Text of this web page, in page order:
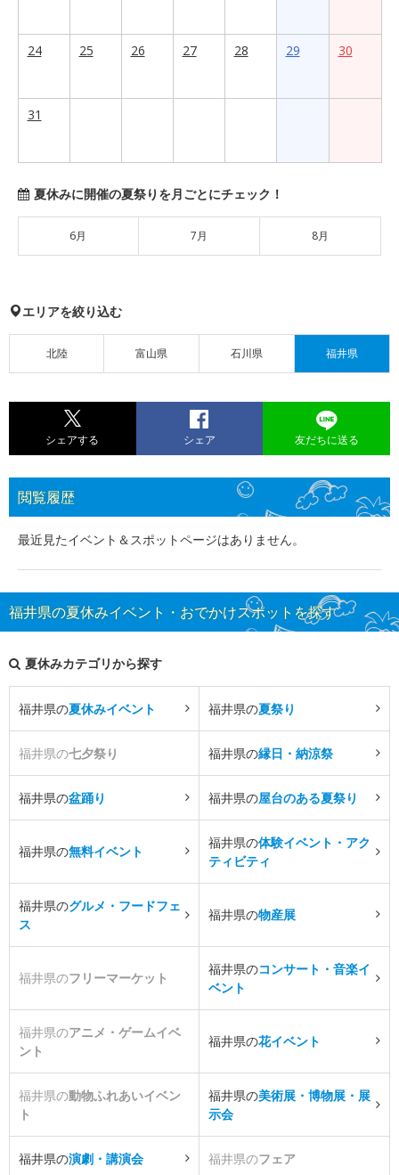
24 25 26 27 28 29 30
31
夏休みに開催の夏祭りを月ごとにチェック！
6月 7月 8月
エリアを絞り込む
北陸 富山県 石川県 福井県
シェアする シェア 友だちに送る
閲覧履歴
最近見たイベント＆スポットページはありません。
福井県の夏休みイベント・おでかけスポットを探す
夏休みカテゴリから探す
福井県の夏休みイベント 福井県の夏祭り
福井県の七夕祭り 福井県の縁日・納涼祭
福井県の盆踊り 福井県の屋台のある夏祭り
福井県の無料イベント
福井県の体験イベント・アク
ティビティ
福井県のグルメ・フードフェ
ス
福井県の物産展
福井県のフリーマーケット
福井県のコンサート・音楽イ
ベント
福井県のアニメ・ゲームイベ
ント
福井県の花イベント
福井県の動物ふれあいイベン
ト
福井県の美術展・博物展・展
示会
福井県の演劇・講演会 福井県のフェア